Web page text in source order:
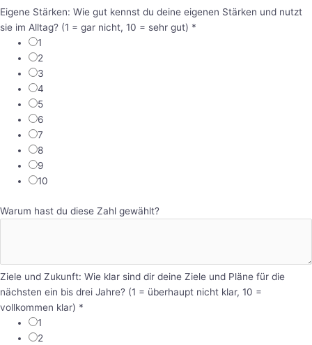
Eigene Stärken: Wie gut kennst du deine eigenen Stärken und nutzt
sie im Alltag? (1 = gar nicht, 10 = sehr gut) *
1
2
3
4
5
6
7
8
9
10
Warum hast du diese Zahl gewählt?
Ziele und Zukunft: Wie klar sind dir deine Ziele und Pläne für die
nächsten ein bis drei Jahre? (1 = überhaupt nicht klar, 10 =
vollkommen klar) *
1
2